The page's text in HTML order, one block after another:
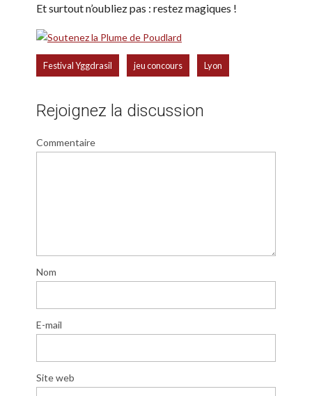
Et surtout n’oubliez pas : restez magiques !
Festival Yggdrasil jeu concours Lyon
Rejoignez la discussion
Commentaire
Nom
E-mail
Site web